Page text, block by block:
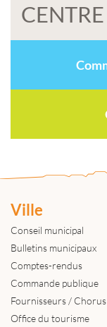
Ville
Conseil municipal
Bulletins municipaux
Comptes-rendus
Commande publique
Fournisseurs /
Office du tourisme